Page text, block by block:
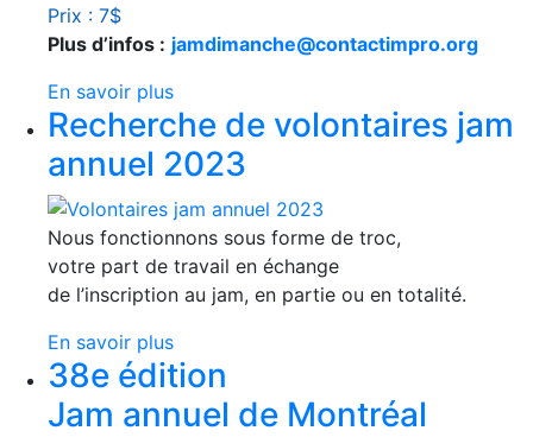
Prix : 7$
Plus d’infos : jamdimanche@contactimpro.org
En savoir plus
Recherche de volontaires jam
annuel 2023
Nous fonctionnons sous forme de troc,
votre part de travail en échange
de l’inscription au jam, en partie ou en totalité.
En savoir plus
38e édition
Jam annuel de Montréal